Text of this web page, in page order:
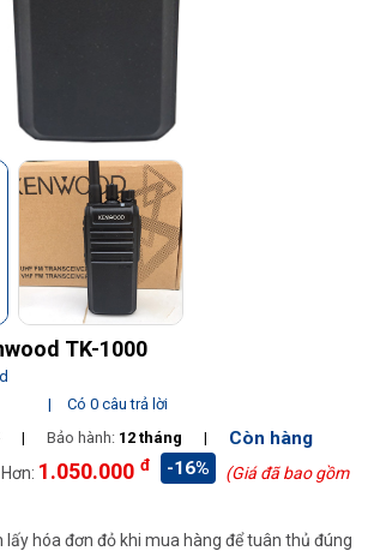
TK-1000
|
Có 0 câu trả lời
| Bảo hành: 12 tháng | Còn hàng
1.050.000 đ -16%
(Giá đã bao gồm
lấy hóa đơn đỏ khi mua hàng để tuân thủ đúng